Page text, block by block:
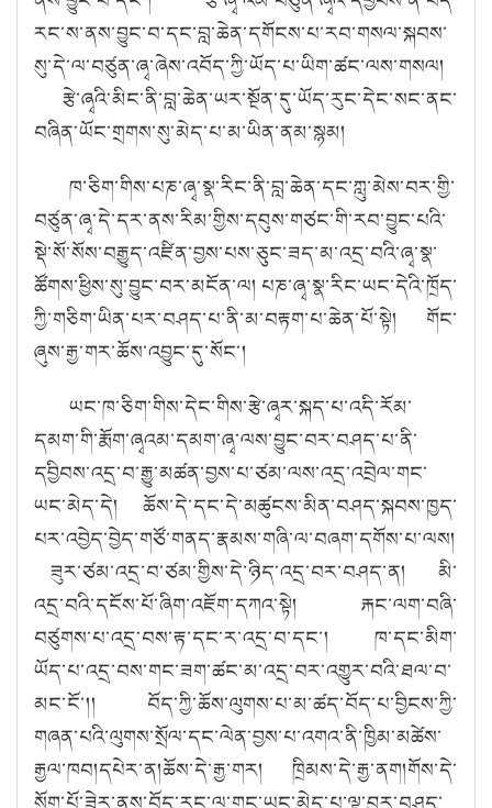
རང་ས་ནས་བྱུང་བ་དང་བླ་ཆེན་དགོངས་པ་རབ་གསལ་སྐབས་
སུ་དེ་ལ་བཙུན་ཞྭ་ཞེས་འབོད་ཀྱི་ཡོད་པ་ཡིག་ཚང་ལས་གསལ།
རྩེ་ཞྭའི་མིང་ནི་བླ་ཆེན་ཡར་སྔོན་དུ་ཡོད་རུང་དེང་སང་ནང་
བཞིན་ཡོང་གྲགས་སུ་མེད་པ་མ་ཡིན་ནམ་སྙམ།
ཁ་ཅིག་གིས་པཎ་ཞྭ་སྣ་རིང་ནི་བླ་ཆེན་དང་ཀླུ་མེས་བར་གྱི་
བཙུན་ཞྭ་དེ་དར་ནས་རིམ་གྱིས་དབུས་གཙང་གི་རབ་བྱུང་པའི་
སྡེ་སོ་སོས་བརྒྱུད་འཛིན་བྱས་པས་ཅུང་ཟད་མ་འདྲ་བའི་ཞྭ་སྣ་
ཚོགས་ཕྱིས་སུ་བྱུང་བར་མངོན་ལ། པཎ་ཞྭ་སྣ་རིང་ཡང་དེའི་ཁྲོད་
ཀྱི་གཅིག་ཡིན་པར་བཤད་པ་ནི་མ་བརྟག་པ་ཆེན་པོ་སྟེ། གོང་
ཞུས་རྒྱ་གར་ཆོས་འབྱུང་དུ་སོང་།
ཡང་ཁ་ཅིག་གིས་དེང་གིས་རྩེ་ཞྭར་སྐད་པ་འདི་རོམ་
དམག་གི་རྨོག་ཞྭའམ་དམག་ཞྭ་ལས་བྱུང་བར་བཤད་པ་ནི་
དབྱིབས་འདྲ་བ་རྒྱུ་མཚན་བྱས་པ་ཙམ་ལས་འདྲ་འབྲེལ་གང་
ཡང་མེད་དེ། ཆོས་དེ་དང་དེ་མཚུངས་མིན་བཤད་སྐབས་ཁྱད་
པར་འབྱེད་བྱེད་གཙོ་གནད་རྣམས་གཞི་ལ་བཞག་དགོས་པ་ལས།
ཟུར་ཙམ་འདྲ་བ་ཙམ་གྱིས་དེ་ཉིད་འདྲ་བར་བཤད་ན། མི་
འདྲ་བའི་དངོས་པོ་ཞིག་འཇོག་དཀའ་སྟེ། རྐང་ལག་བཞི་
བཙུགས་པ་འདྲ་བས་རྟ་དང་ར་འདྲ་བ་དང་། ཁ་དང་མིག་
ཡོད་པ་འདྲ་བས་གང་ཟག་ཚང་མ་འདྲ་བར་འགྱུར་བའི་ཐལ་བ་
མང་ངོ་།། བོད་ཀྱི་ཆོས་ལུགས་པ་མ་ཚད་བོད་པ་བྱིངས་ཀྱི་
གཞན་པའི་ལུགས་སྲོལ་དང་ལེན་བྱས་པ་འགའ་ནི་ཁྱིམ་མཚེས་
རྒྱལ་ཁབ།དཔེར་ན།ཆོས་དེ་རྒྱ་གར། ཁྲིམས་དེ་རྒྱ་ནག།གོས་དེ་
སོག་པོ་ཟེར་ནས་བོད་རང་ལ་གང་ཡང་མེད་པ་ལྟ་བུར་བཤད་